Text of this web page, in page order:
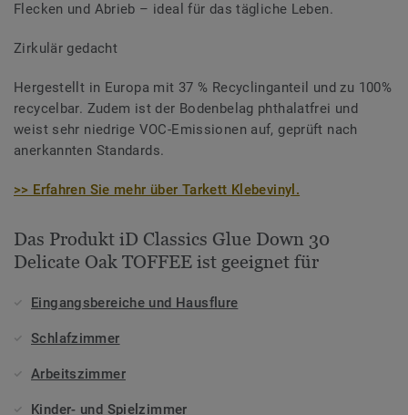
Flecken und Abrieb – ideal für das tägliche Leben.
Zirkulär gedacht
Hergestellt in Europa mit 37 % Recyclinganteil und zu 100%
recycelbar. Zudem ist der Bodenbelag phthalatfrei und
weist sehr niedrige VOC-Emissionen auf, geprüft nach
anerkannten Standards.
>> Erfahren Sie mehr über Tarkett Klebevinyl.
Das Produkt iD Classics Glue Down 30
Delicate Oak TOFFEE ist geeignet für
Eingangsbereiche und Hausflure
Schlafzimmer
Arbeitszimmer
Kinder- und Spielzimmer